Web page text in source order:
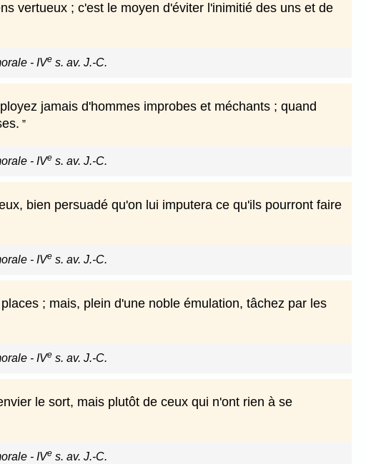
vertueux ; c'est le moyen d'éviter l'inimitié des uns et de
- IVes. av. J.-C.
jamais d'hommes improbes et méchants ; quand
- IVes. av. J.-C.
bien persuadé qu'on lui imputera ce qu'ils pourront faire
- IVes. av. J.-C.
; mais, plein d'une noble émulation, tâchez par les
- IVes. av. J.-C.
le sort, mais plutôt de ceux qui n'ont rien à se
- IVes. av. J.-C.